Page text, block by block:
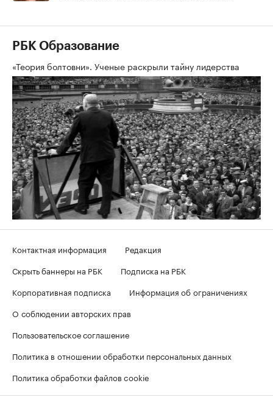
РБК Образование
«Теория болтовни». Ученые раскрыли тайну лидерства
Контактная информация
Редакция
Скрыть баннеры на РБК
Подписка на РБК
Корпоративная подписка
Информация об ограничениях
О соблюдении авторских прав
Пользовательское соглашение
Политика в отношении обработки персональных данных
Политика обработки файлов cookie